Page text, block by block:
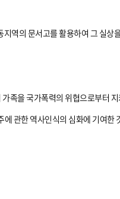
역의 문서고를 활용하여 그 실
족을 국가폭력의 위협으로부터
관한 역사인식의 심화에 기여